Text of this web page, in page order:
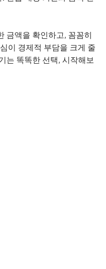
금액을 확인하고, 꼼꼼히
이 경제적 부담을 크게 줄
는 똑똑한 선택, 시작해보